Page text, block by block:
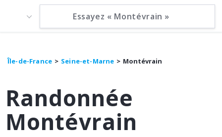
Île-de-France Seine-et-Marne Montévrain
Randonnée
Montévrain